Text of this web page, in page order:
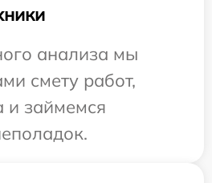
анализа мы
смету работ,
и займемся